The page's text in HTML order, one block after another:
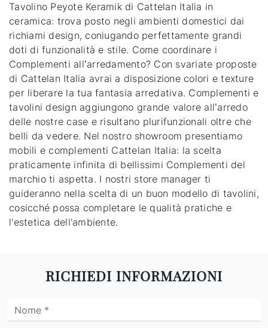
Tavolino Peyote Keramik di Cattelan Italia in
ceramica: trova posto negli ambienti domestici dai
richiami design, coniugando perfettamente grandi
doti di funzionalità e stile. Come coordinare i
Complementi all’arredamento? Con svariate proposte
di Cattelan Italia avrai a disposizione colori e texture
per liberare la tua fantasia arredativa. Complementi e
tavolini design aggiungono grande valore all’arredo
delle nostre case e risultano plurifunzionali oltre che
belli da vedere. Nel nostro showroom presentiamo
mobili e complementi Cattelan Italia: la scelta
praticamente infinita di bellissimi Complementi del
marchio ti aspetta. I nostri store manager ti
guideranno nella scelta di un buon modello di tavolini,
cosicché possa completare le qualità pratiche e
l'estetica dell'ambiente.
RICHIEDI INFORMAZIONI